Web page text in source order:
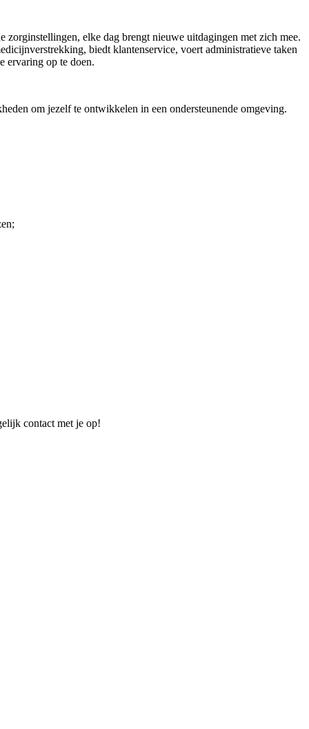
elke dag brengt nieuwe uitdagingen met zich mee.
biedt klantenservice, voert administratieve taken
ervaring op te doen.
om jezelf te ontwikkelen in een ondersteunende omgeving.
contact met je op!